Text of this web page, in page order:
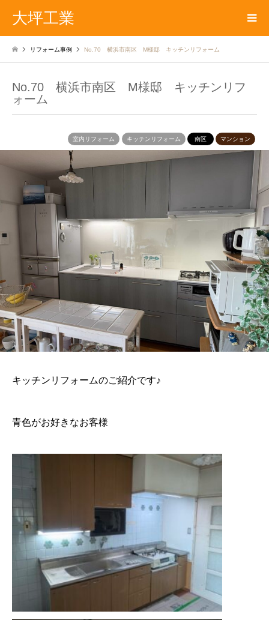
大坪工業
リフォーム事例 No.70 横浜市南区 M様邸 キッチンリフォーム
No.70 横浜市南区 M様邸 キッチンリフ
ォーム
室内リフォーム キッチンリフォーム 南区 マンション
キッチンリフォームのご紹介です♪
青色がお好きなお客様‍